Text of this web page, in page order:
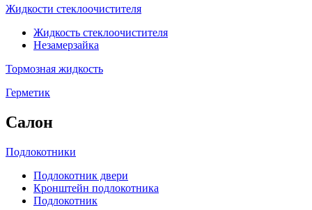
Жидкости стеклоочистителя
Жидкость стеклоочистителя
Незамерзайка
Тормозная жидкость
Герметик
Салон
Подлокотники
Подлокотник двери
Кронштейн подлокотника
Подлокотник